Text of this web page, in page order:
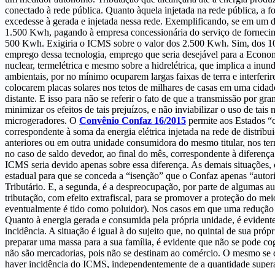
conectado à rede pública. Quanto àquela injetada na rede pública, a
excedesse à gerada e injetada nessa rede. Exemplificando, se em
1.500 Kwh, pagando à empresa concessionária do serviço de
500 Kwh. Exigiria o ICMS sobre o valor dos 2.500 Kwh. Sim, dos
emprego dessa tecnologia, emprego que seria desejável para a
nuclear, termelétrica e mesmo sobre a hidrelétrica, que implica a
ambientais, por no mínimo ocuparem largas faixas de terra e
colocarem placas solares nos tetos de milhares de casas em uma
distante. E isso para não se referir o fato de que a transmissão por
minimizar os efeitos de tais prejuízos, e não inviabilizar o uso de tais
microgeradores. O Convênio Confaz 16/2015 permite aos Estados
correspondente à soma da energia elétrica injetada na rede de
anteriores ou em outra unidade consumidora do mesmo titular, nos
no caso de saldo devedor, ao final do mês, correspondente à
ICMS seria devido apenas sobre essa diferença. As demais
estadual para que se conceda a “isenção” que o Confaz apenas
Tributário. E, a segunda, é a despreocupação, por parte de algumas
tributação, com efeito extrafiscal, para se promover a proteção do
eventualmente é tido como poluidor). Nos casos em que uma
Quanto à energia gerada e consumida pela própria unidade, é
incidência. A situação é igual à do sujeito que, no quintal de sua
preparar uma massa para a sua família, é evidente que não se pode
não são mercadorias, pois não se destinam ao comércio. O mesmo
haver incidência do ICMS, independentemente de a quantidade